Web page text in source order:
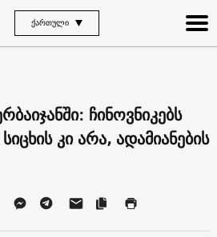
ᲥᲐᲠᲗᲣᲚᲘ
ჩინოვნიკებს
კი არა, ადამიანების